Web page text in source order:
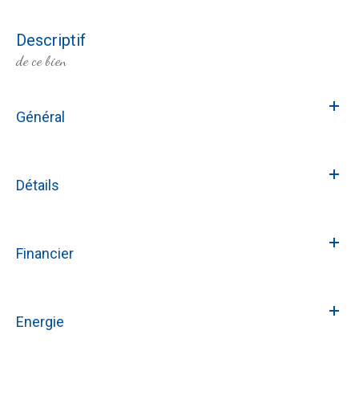
descriptif
de ce bien
Général
Détails
Financier
Energie